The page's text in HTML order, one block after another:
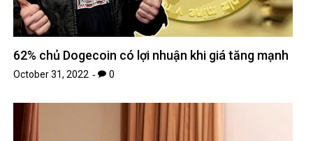
62% chủ Dogecoin có lợi nhuận khi giá tăng mạnh
October 31, 2022 0